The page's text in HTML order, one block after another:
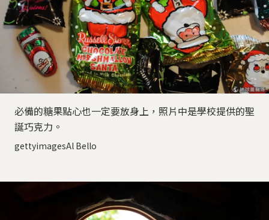
必備的糖果點心也一定要放身上，照片中是學校提供的聖
誕巧克力。
gettyimagesAl Bello